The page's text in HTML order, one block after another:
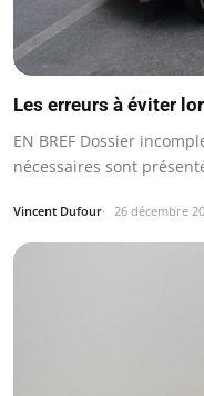
Les erreurs à éviter
EN BREF Dossier
nécessaires sont
Vincent Dufour 26 décembre